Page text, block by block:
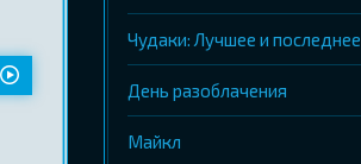
Чудаки: Лучшее и последнее
День разоблачения
Майкл